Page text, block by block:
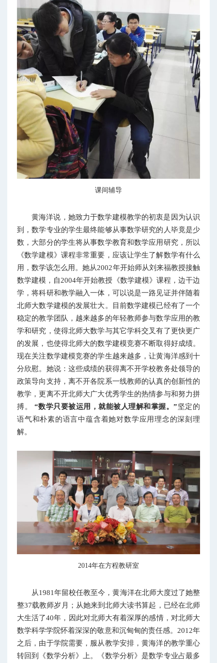
课间辅导
黄海洋说，她致力于数学建模教学的初衷是因为认识
到，数学专业的学生最终能够从事数学研究的人毕竟是少
数，大部分的学生将从事数学教育和数学应用研究，所以
《数学建模》课程非常重要，应该让学生了解数学有什么
用，数学该怎么用。她从2002年开始师从刘来福教授接触
数学建模，自2004年开始教授《数学建模》课程，边干边
学，将科研和教学融入一体，可以说是一路见证并伴随着
北师大数学建模的发展壮大。目前数学建模已经有了一个
稳定的教学团队，越来越多的年轻教师参与数学应用的教
学和研究，使得北师大数学与其它学科交叉有了更快更广
的发展，也使得北师大的数学建模竞赛不断取得好成绩。
现在关注数学建模竞赛的学生越来越多，让黄海洋感到十
分欣慰。她说：这些成绩的获得离不开学校教务处领导的
政策导向支持，离不开各院系一线教师的认真的创新性的
教学，更离不开北师大广大优秀学生的热情参与和努力拼
搏。 “数学只要被运用，就能被人理解和掌握。”坚定的
语气和朴素的语言中蕴含着她对数学应用理念的深刻理
解。
2014年在方程教研室
从1981年留校任教至今，黄海洋在北师大度过了她整
整37载教师岁月；从她来到北师大读书算起，已经在北师
大生活了40年，因此对北师大有着深厚的感情，对北师大
数学科学学院怀着深深的敬意和沉甸甸的责任感。2012年
之后，由于学院需要，服从教学安排，黄海洋的教学重心
转回到《数学分析》上。《数学分析》是数学专业占最多